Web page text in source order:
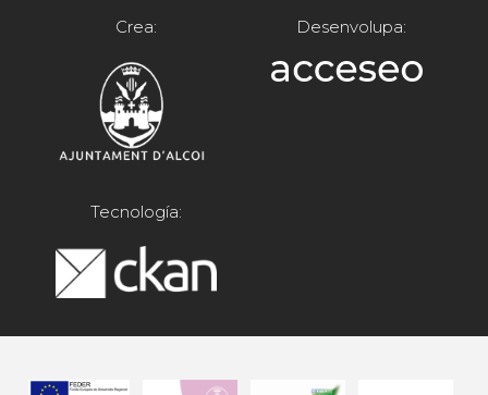
Crea: Desenvolupa:
Tecnología: